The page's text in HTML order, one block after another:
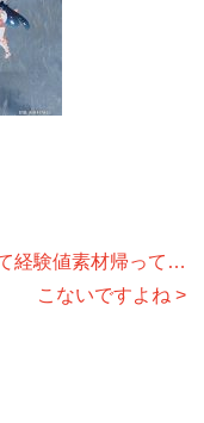
経験値素材帰って…
こないですよね